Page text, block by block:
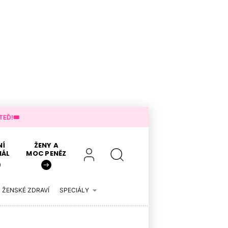
TEĎ!🎟️
ŽENY A
MOC PENĚZ
ŽENSKÉ ZDRAVÍ SPECIÁLY